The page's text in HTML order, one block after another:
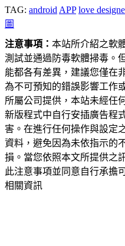
TAG: android APP love
圖
注意事項： 本站所介紹之軟
測試並通過防毒軟體掃毒。
能都各有差異，建議您僅在
為不可預知的錯誤影響工作
所屬公司提供，本站未經任
新版程式中自行安插廣告程
害。在進行任何操作與設定
資料，避免因為未依指示的
損。當您依照本文所提供之
此注意事項並同意自行承擔
相關資訊